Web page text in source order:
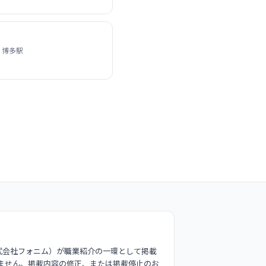
多駅
社フォニム）が職業紹介の一環として掲載
ん。掲載内容の修正、または掲載停止のお